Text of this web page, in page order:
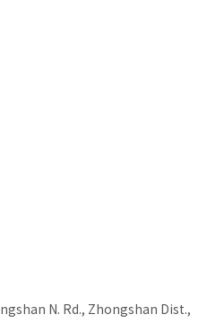
N. Rd., Zhongshan Dist.,